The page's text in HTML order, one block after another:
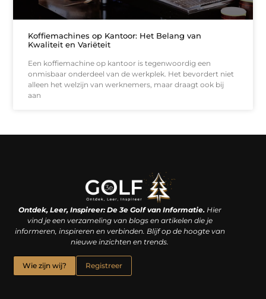
Koffiemachines op Kantoor: Het Belang van
Kwaliteit en Variëteit
Een koffiemachine op kantoor is tegenwoordig een
onmisbaar onderdeel van de werkplek. Het bevordert niet
alleen het welzijn van werknemers, maar draagt ook bij
aan
Ontdek, Leer, Inspireer: De 3e Golf van Informatie.Hier
vind je een verzameling van blogs en artikelen die je
informeren, inspireren en verbinden. Blijf op de hoogte van
nieuwe inzichten en trends.
Wie zijn wij? Registreer